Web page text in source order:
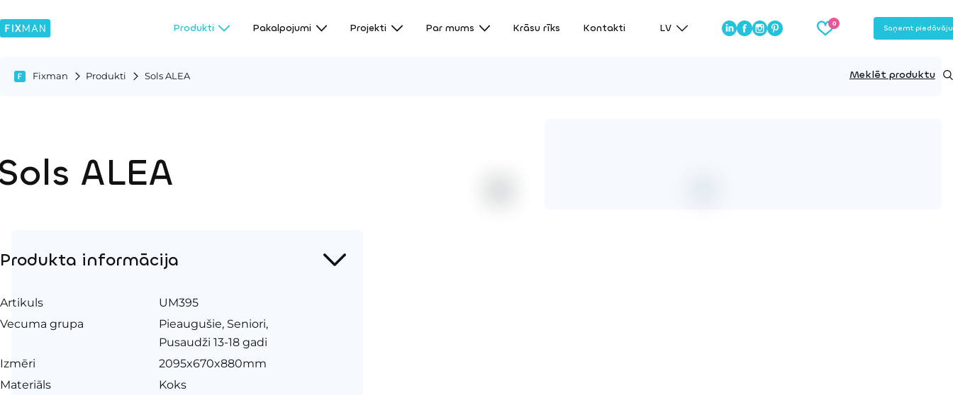
Produkti Pakalpojumi Projekti Par mums Krāsu rīks Kontakti LV Saņemt
Fixman Produkti Sols ALEA Meklēt produktu
ALEA
Produkta informācija
Artikuls
UM395
Vecuma grupa
Pieaugušie, Seniori,
Pusaudži 13-18 gadi
Izmēri
2095x670x880mm
Materiāls
Koks